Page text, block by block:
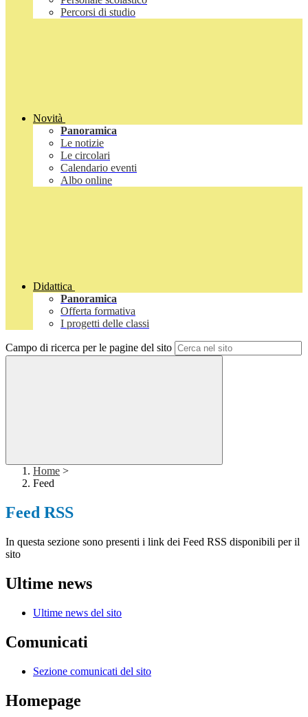
Percorsi di studio
Novità
Panoramica
Le notizie
Le circolari
Calendario eventi
Albo online
Didattica
Panoramica
Offerta formativa
I progetti delle classi
Campo di ricerca per le pagine del sito
Home >
Feed
Feed RSS
In questa sezione sono presenti i link dei Feed RSS disponibili per il
sito
Ultime news
Ultime news del sito
Comunicati
Sezione comunicati del sito
Homepage